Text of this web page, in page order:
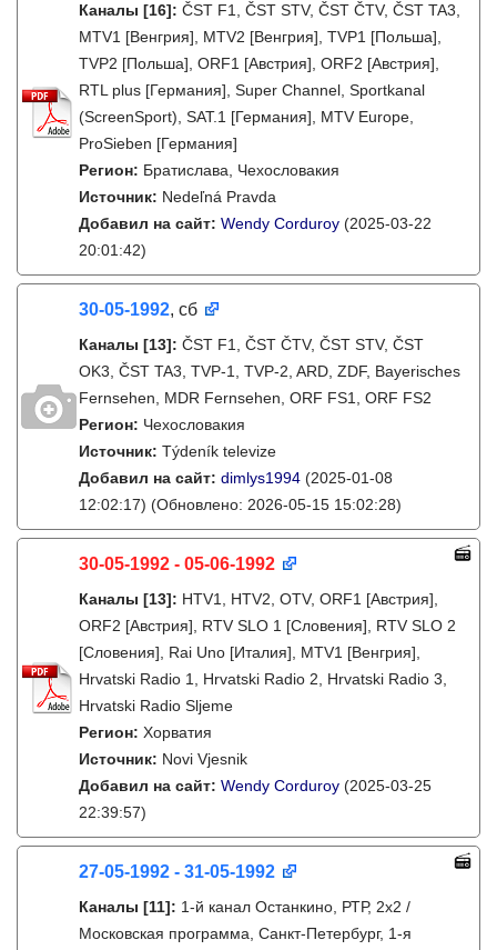
Каналы [16]: ČST F1, ČST STV, ČST ČTV, ČST TA3,
MTV1 [Венгрия], MTV2 [Венгрия], TVP1 [Польша],
TVP2 [Польша], ORF1 [Австрия], ORF2 [Австрия],
RTL plus [Германия], Super Channel, Sportkanal
(ScreenSport), SAT.1 [Германия], MTV Europe,
ProSieben [Германия]
Регион: Братислава, Чехословакия
Источник: Nedeľná Pravda
Добавил на сайт: Wendy Corduroy (2025-03-22
20:01:42)
30-05-1992, сб
Каналы [13]: ČST F1, ČST ČTV, ČST STV, ČST
OK3, ČST TA3, TVP-1, TVP-2, ARD, ZDF, Bayerisches
Fernsehen, MDR Fernsehen, ORF FS1, ORF FS2
Регион: Чехословакия
Источник: Týdeník televize
Добавил на сайт: dimlys1994 (2025-01-08
12:02:17) (Обновлено: 2026-05-15 15:02:28)
30-05-1992 - 05-06-1992
Каналы [13]: HTV1, HTV2, OTV, ORF1 [Австрия],
ORF2 [Австрия], RTV SLO 1 [Словения], RTV SLO 2
[Словения], Rai Uno [Италия], MTV1 [Венгрия],
Hrvatski Radio 1, Hrvatski Radio 2, Hrvatski Radio 3,
Hrvatski Radio Sljeme
Регион: Хорватия
Источник: Novi Vjesnik
Добавил на сайт: Wendy Corduroy (2025-03-25
22:39:57)
27-05-1992 - 31-05-1992
Каналы [11]: 1-й канал Останкино, РТР, 2х2 /
Московская программа, Санкт-Петербург, 1-я